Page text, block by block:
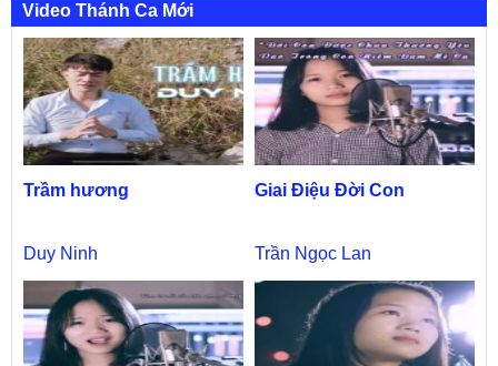
Video Thánh Ca Mới
Trầm hương
Duy Ninh
Giai Điệu Đời Con
Trần Ngọc Lan